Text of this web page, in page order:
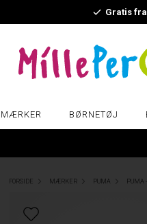
Gratis
MÆRKER BØRNETØJ
FORSIDE MÆRKER PUMA PUMA